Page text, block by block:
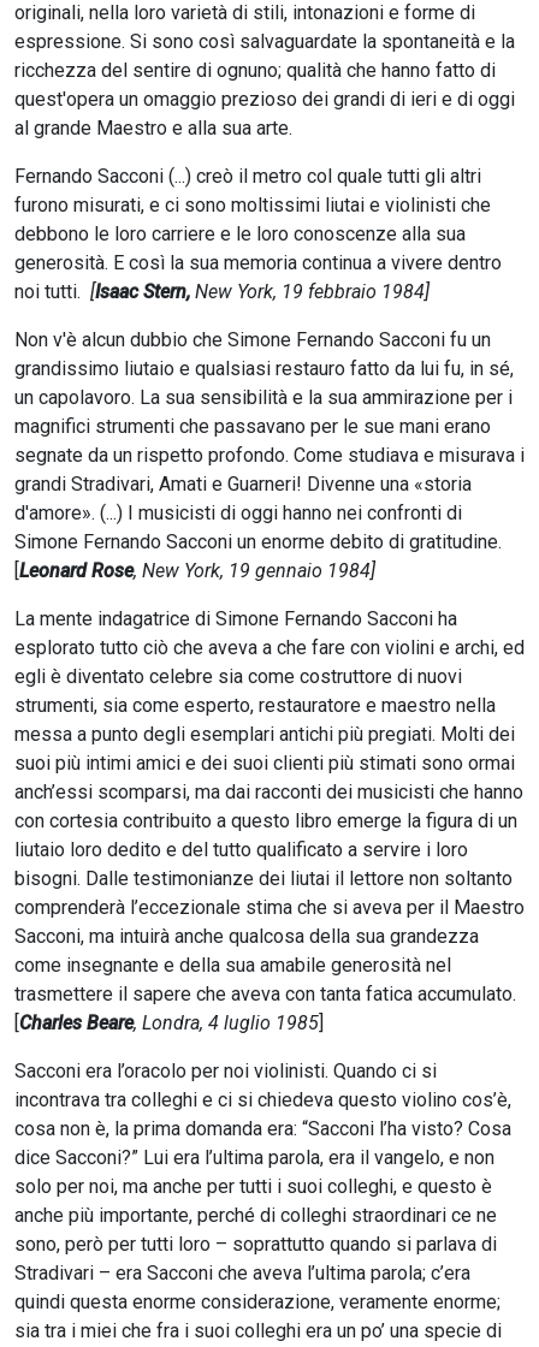
originali, nella loro varietà di stili, intonazioni e forme di
espressione. Si sono così salvaguardate la spontaneità e la
ricchezza del sentire di ognuno; qualità che hanno fatto di
quest'opera un omaggio prezioso dei grandi di ieri e di oggi
al grande Maestro e alla sua arte.
Fernando Sacconi (...) creò il metro col quale tutti gli altri
furono misurati, e ci sono moltissimi liutai e violinisti che
debbono le loro carriere e le loro conoscenze alla sua
generosità. E così la sua memoria continua a vivere dentro
noi tutti. [Isaac Stern, New York, 19 febbraio 1984]
Non v'è alcun dubbio che Simone Fernando Sacconi fu un
grandissimo liutaio e qualsiasi restauro fatto da lui fu, in sé,
un capolavoro. La sua sensibilità e la sua ammirazione per i
magnifici strumenti che passavano per le sue mani erano
segnate da un rispetto profondo. Come studiava e misurava i
grandi Stradivari, Amati e Guarneri! Divenne una «storia
d'amore». (...) I musicisti di oggi hanno nei confronti di
Simone Fernando Sacconi un enorme debito di gratitudine.
Leonard Rose, New York, 19 gennaio 1984]
La mente indagatrice di Simone Fernando Sacconi ha
esplorato tutto ciò che aveva a che fare con violini e archi, ed
egli è diventato celebre sia come costruttore di nuovi
strumenti, sia come esperto, restauratore e maestro nella
messa a punto degli esemplari antichi più pregiati. Molti dei
suoi più intimi amici e dei suoi clienti più stimati sono ormai
anch’essi scomparsi, ma dai racconti dei musicisti che hanno
con cortesia contribuito a questo libro emerge la figura di un
liutaio loro dedito e del tutto qualificato a servire i loro
bisogni. Dalle testimonianze dei liutai il lettore non soltanto
comprenderà l’eccezionale stima che si aveva per il Maestro
Sacconi, ma intuirà anche qualcosa della sua grandezza
come insegnante e della sua amabile generosità nel
trasmettere il sapere che aveva con tanta fatica accumulato.
Charles Beare, Londra, 4 luglio 1985
Sacconi era l’oracolo per noi violinisti. Quando ci si
incontrava tra colleghi e ci si chiedeva questo violino cos’è,
cosa non è, la prima domanda era: “Sacconi l’ha visto? Cosa
dice Sacconi?” Lui era l’ultima parola, era il vangelo, e non
solo per noi, ma anche per tutti i suoi colleghi, e questo è
anche più importante, perché di colleghi straordinari ce ne
sono, però per tutti loro – soprattutto quando si parlava di
Stradivari – era Sacconi che aveva l’ultima parola; c’era
quindi questa enorme considerazione, veramente enorme;
sia tra i miei che fra i suoi colleghi era un po’ una specie di